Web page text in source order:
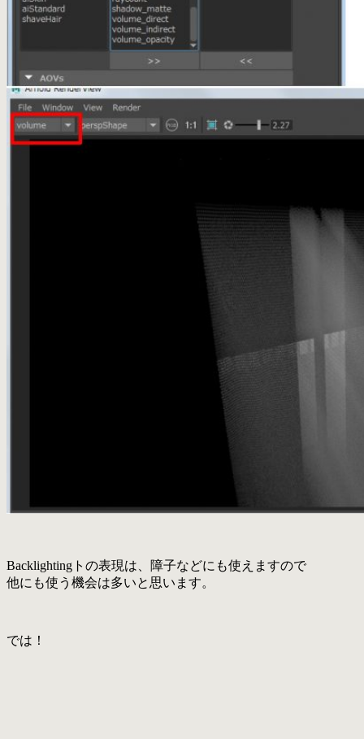
Backlightingトの表現は、障子などにも使えますので
他にも使う機会は多いと思います。
では！